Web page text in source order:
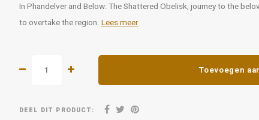
In Phandelver and Below: The Shattered Obelisk, journey to the
to overtake the region. Lees meer
Toevoegen
DEEL DIT PRODUCT: